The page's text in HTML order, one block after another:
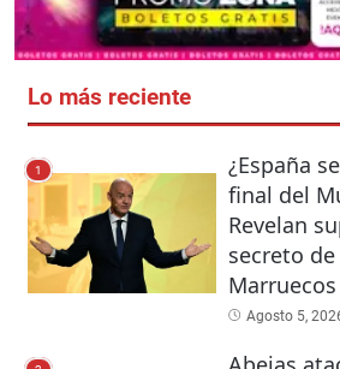
Lo más reciente
1
¿España
final del
Revelan
secreto
Marruecos
Agosto 5,